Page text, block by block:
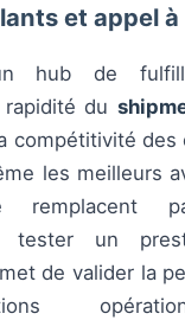
et appel à
hub de
du
compétitivité des
les meilleurs
remplacent
tester un
de valider la